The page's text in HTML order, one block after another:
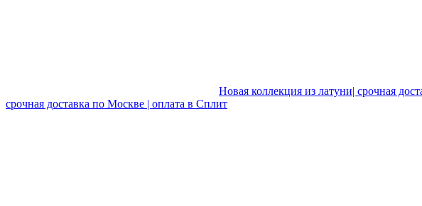
Новая коллекция из латуни| срочная
срочная доставка по Москве | оплата в Сплит